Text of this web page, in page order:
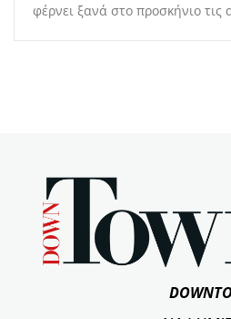
φέρνει ξανά στο προσκήνιο τις